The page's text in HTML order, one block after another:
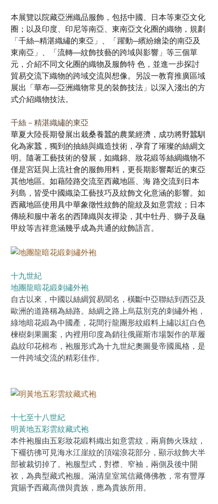
本展覽以院藏亞洲織品服飾，包括中國、日本等東亞文化
圈；以及印度、印尼等南亞、東南亞文化圈的織物，規劃
「千絲─精湛織繡的東亞」、「躍動─繽紛繪染的南亞及
東南亞」、「流轉—紋飾技藝的跨域與影響」等三個單
元，介紹不同文化圈的織物及服飾特 色，並進一步探討
貿易交流下織物的跨域交流與想像。另設一教育推廣區域
展出「華布—亞洲織物常見的裝飾技法」以深入淺出的方
式介紹織物技法。
千絲－精湛織繡的東亞
華夏大陸長期發展出栽桑養蠶的農業經濟，成功將野蠶馴
化為家蠶，獨到的抽絲與織造技術，孕育了璀璨的絲綢文
明。隨著工藝技術的發展，如織錦、妝花緞等絲綢織物不
僅是宮廷與上流社會的服飾用料，更長期影響鄰近的東亞
其他地區。如藉陸路交流至西藏地區、海 路交流到日本
列島，皆受中國織染工藝技巧及紋飾文化意涵的影響。如
西藏地區使用具中華象徵性紋飾的龍紋及如意雲紋；日本
傳統和服中著名的西陣織與友禪染，其中牡丹、獅子及龜
甲紋等吉祥意涵幾乎成為共通的紋飾語言。
十九世紀
地團龍暗花緞刺繡外袍
自古以來，中國以絲綢貿易聞名，橫斷中亞聯結到西亞及
歐洲的道路稱為絲路。絲綢之路上烏茲別克的刺繡外袍，
綠地暗花緞為中國產，花間行龍團形紋緞料上繡以紅白色
楝樹刺果圖案，內裡用印度為銷往俄羅斯市場製作的草履
蟲紋印花棉布，袍服形式為十九世紀奧圖曼帝國風格，是
一件跨域交流的精彩佳作。
十七至十八世紀
明黃地五彩雲紋藏式袍
本件袍服由五彩妝花緞料織出如意雲紋，兩肩飾火珠紋，
下襬彷彿可見海水江崖紋的頂端浪花部分，顯示紋飾大半
部被裁切掉了。袍服型式，對襟、窄袖，兩側及後中開
衩，為典型藏式袍服。滿清皇室篤信藏傳佛教，常有豐厚
賞賜予西藏高僧與貴族，應為貴族所用。